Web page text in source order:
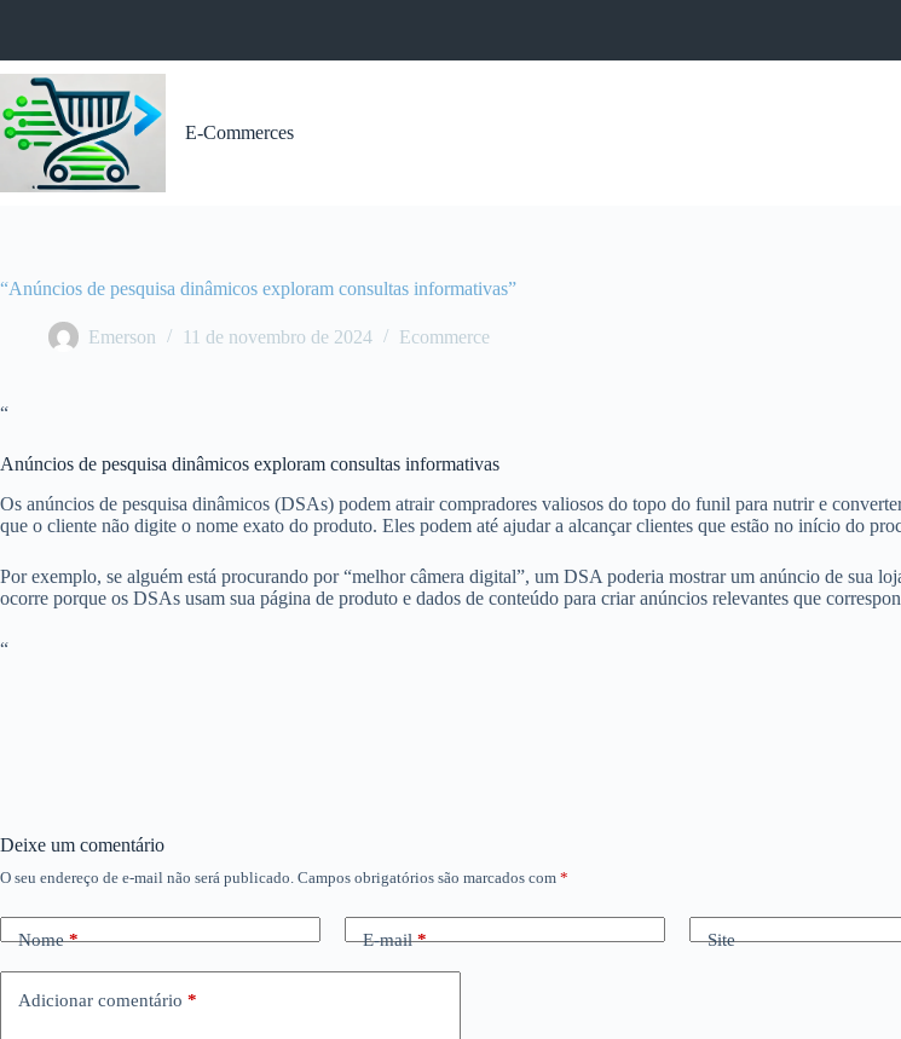
conteúdo
E-Commerces
“Anúncios de pesquisa dinâmicos exploram consultas informativas”
Emerson 11 de novembro de 2024 Ecommerce
“
Anúncios de pesquisa dinâmicos exploram consultas informativas
Os anúncios de pesquisa dinâmicos (DSAs) podem atrair compradores valiosos do topo do funil para nutrir e
que o cliente não digite o nome exato do produto. Eles podem até ajudar a alcançar clientes que estão no início do
Por exemplo, se alguém está procurando por “melhor câmera digital”, um DSA poderia mostrar um anúncio de sua
ocorre porque os DSAs usam sua página de produto e dados de conteúdo para criar anúncios relevantes que
“
Deixe um comentário
O seu endereço de e-mail não será publicado. Campos obrigatórios são marcados com *
Nome* E-mail* Site
Adicionar comentário *